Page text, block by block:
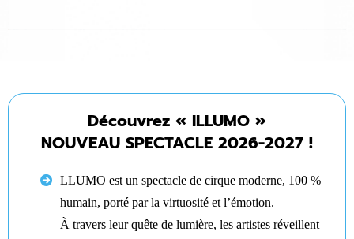
Découvrez « ILLUMO »
NOUVEAU SPECTACLE 2026-2027 !
LLUMO est un spectacle de cirque moderne, 100 %
humain, porté par la virtuosité et l’émotion.
À travers leur quête de lumière, les artistes réveillent